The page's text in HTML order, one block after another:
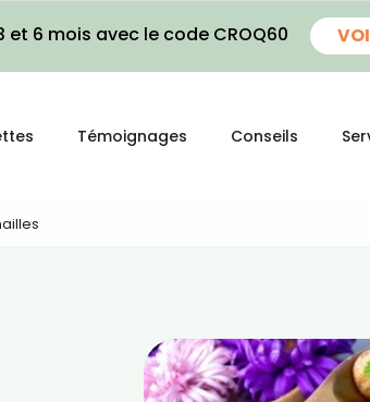
et 6 mois avec le code CROQ60
Témoignages Conseils